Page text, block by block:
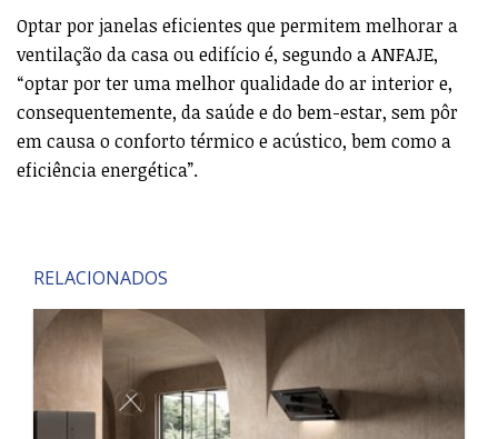
Optar por janelas eficientes que permitem melhorar a
ventilação da casa ou edifício é, segundo a ANFAJE,
“optar por ter uma melhor qualidade do ar interior e,
consequentemente, da saúde e do bem-estar, sem pôr
em causa o conforto térmico e acústico, bem como a
eficiência energética”.
RELACIONADOS